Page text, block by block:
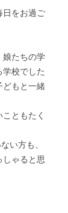
日をお過ご
娘たちの学
校でした
どもと一緒
ともたく
い方も、
ゃると思